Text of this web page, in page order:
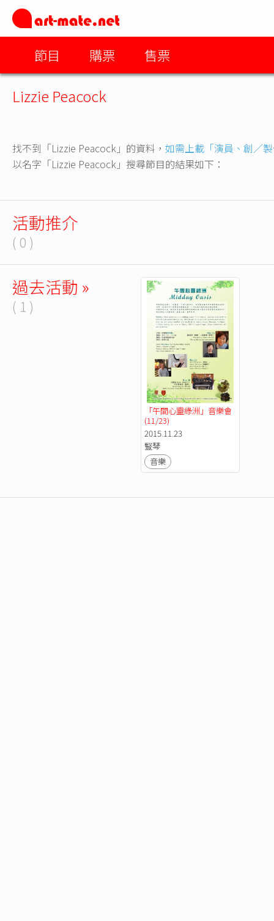
節目 購票 售票
Lizzie Peacock
找不到「Lizzie Peacock」的資料， 如需上載「演員、創／
以名字「Lizzie Peacock」搜尋節目的結果如下：
活動推介
( 0 )
過去活動 »
( 1 )
「午間心靈綠洲」音樂會
(11/23)
2015.11.23
豎琴
音樂